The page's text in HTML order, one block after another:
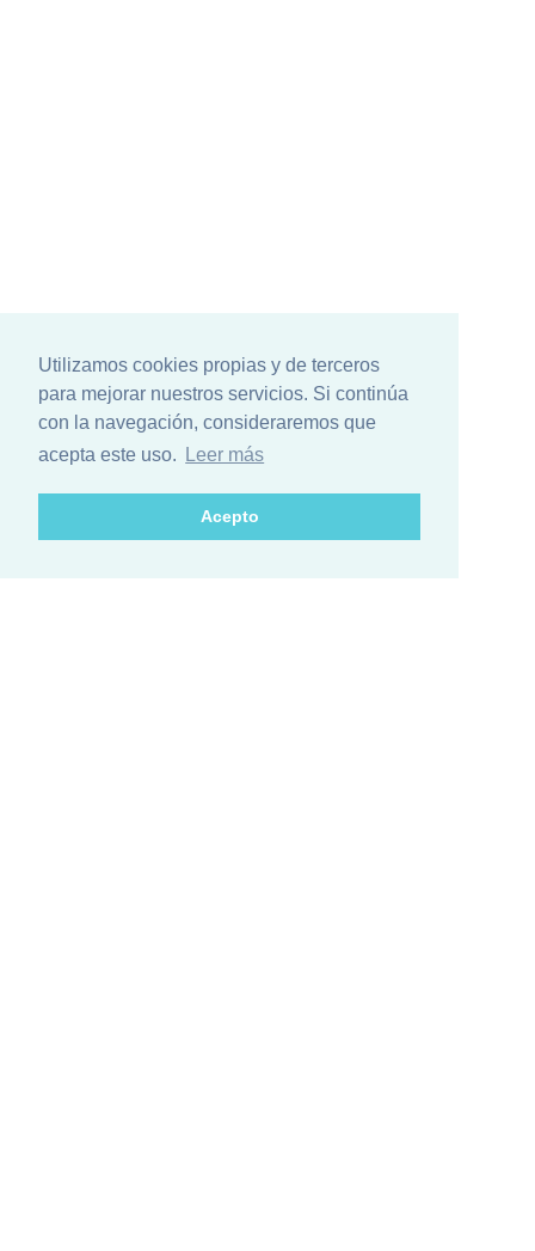
Utilizamos cookies propias y de terceros
para mejorar nuestros servicios. Si continúa
con la navegación, consideraremos que
acepta este uso.
Leer más
Acepto